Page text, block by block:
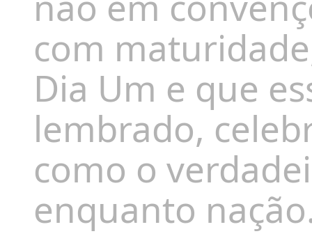
com
Dia Um e que
lembrado,
como o
enquanto